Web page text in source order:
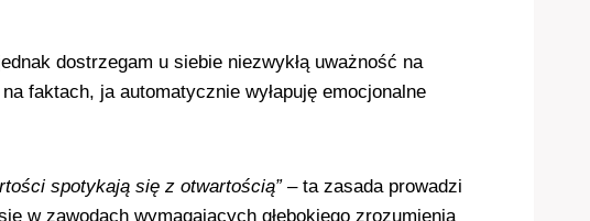
dostrzegam u siebie niezwykłą uważność na
faktach, ja automatycznie wyłapuję emocjonalne
spotykają się z otwartością”– ta zasada prowadzi
w zawodach wymagających głębokiego zrozumienia